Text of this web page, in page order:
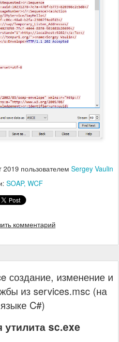
2019 пользователем Sergey Vaulin
SOAP WCF
комментарий
создание, изменение и
из services.msc (на
языке C#)
утилита sc.exe